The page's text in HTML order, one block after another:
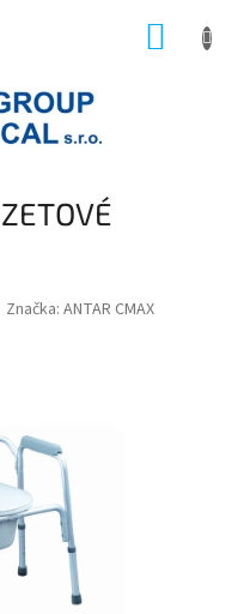
Značka: ANTAR CMAX